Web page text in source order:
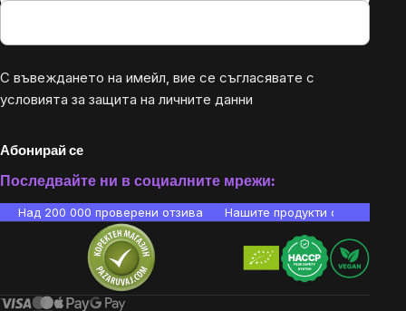
С въвеждането на имейл, вие се съгласявате с
условията за защита на личните данни
Абонирай се
Последвайте ни в социалните мрежи:
Над 200 000 проверени отзива Нашите продукти са